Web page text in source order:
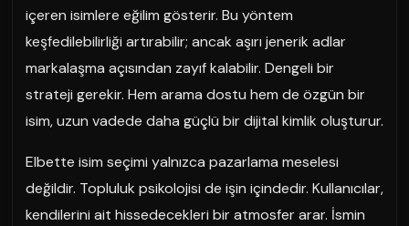
içeren isimlere eğilim gösterir. Bu yöntem
keşfedilebilirliği artırabilir; ancak aşırı jenerik adlar
markalaşma açısından zayıf kalabilir. Dengeli bir
strateji gerekir. Hem arama dostu hem de özgün bir
isim, uzun vadede daha güçlü bir dijital kimlik oluşturur.
Elbette isim seçimi yalnızca pazarlama meselesi
değildir. Topluluk psikolojisi de işin içindedir. Kullanıcılar,
kendilerini ait hissedecekleri bir atmosfer arar. İsmin